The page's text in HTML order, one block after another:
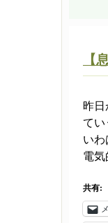
【
昨日
てい
いわ
電
共有: